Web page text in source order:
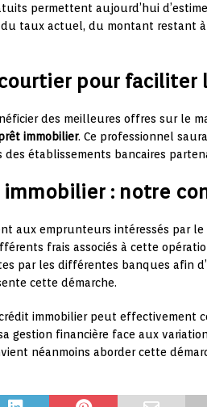
permettent aujourd’hui
taux actuel, du montant restant
pour faciliter
des meilleures offres sur le
immobilier. Ce professionnel
établissements bancaires
: notre
aux emprunteurs intéressés par
frais associés à cette
par les différentes banques afin
cette démarche.
immobilier peut effectivement
gestion financière face aux
néanmoins aborder cette